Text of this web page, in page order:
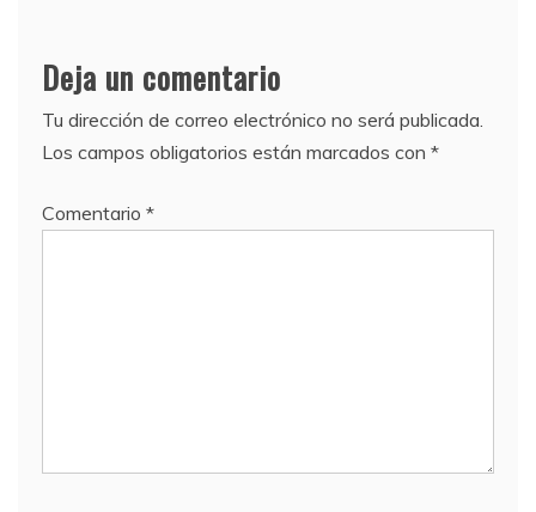
Deja un comentario
Tu dirección de correo electrónico no será publicada.
Los campos obligatorios están marcados con *
Comentario *